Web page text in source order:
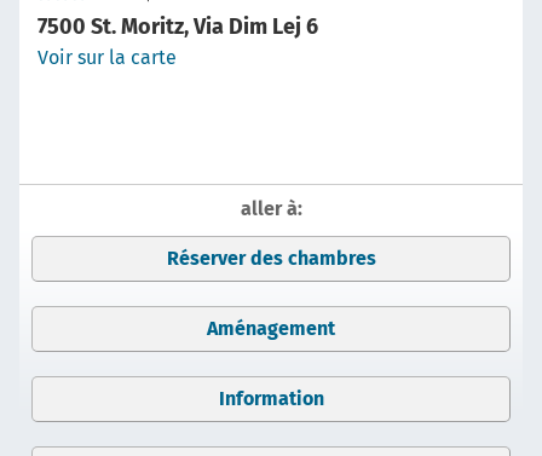
7500 St. Moritz, Via Dim Lej 6
Voir sur la carte
aller à:
Réserver des chambres
Aménagement
Information